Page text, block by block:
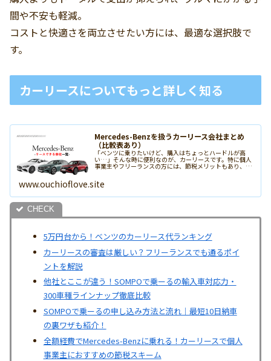
間や不安も軽減。
コストと快適さを両立させたい方には、最適な選択肢で
す。
カーリースについてもっと詳しく知る
Mercedes-Benzを扱うカーリース会社まとめ
（比較表あり）
「ベンツに乗りたいけど、購入はちょっとハードルが高
い…」そんな時に便利なのが、カーリースです。特に個人
事業主やフリーランスの方には、節税メリットもあり、経
Mercedes-Benz（メルセ...
www.ouchioflove.site
5万円台から！ベンツのカーリース代ランキング
カーリースの審査は厳しい？フリーランスでも通るポイ
ントを解説
他社とここが違う！SOMPOで乗ーるの輸入車対応力・
300車種ラインナップ徹底比較
SOMPOで乗ーるの申し込み方法と流れ｜最短10日納車
の裏ワザも紹介！
全額経費でMercedes-Benzに乗れる！カーリースで個人
事業主におすすめの節税スキーム